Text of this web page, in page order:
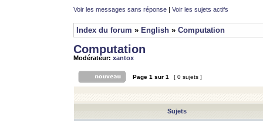
Voir les messages sans réponse | Voir les sujets actifs
Index du forum » English » Computation
Computation
Modérateur: xantox
Page 1 sur 1 [ 0 sujets ]
Sujets